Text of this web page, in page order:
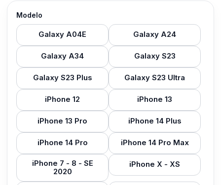
Modelo
Galaxy A04E Galaxy A24
Galaxy A34 Galaxy S23
Galaxy S23 Plus Galaxy S23 Ultra
iPhone 12 iPhone 13
iPhone 13 Pro iPhone 14 Plus
iPhone 14 Pro iPhone 14 Pro Max
iPhone 7 - 8 - SE
2020
iPhone X - XS